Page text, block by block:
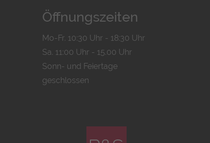
Öffnungszeiten
Mo-Fr. 10:30 Uhr - 18:30 Uhr
Sa. 11:00 Uhr - 15.00 Uhr
Sonn- und Feiertage
geschlossen